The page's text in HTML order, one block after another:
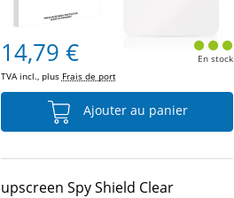
14,79 €
TVA incl., plus Frais de port
En stock
Ajouter au panier
upscreen Spy Shield Clear